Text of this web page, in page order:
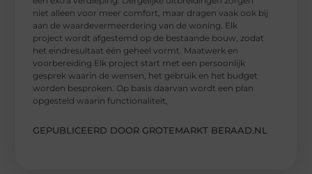
niet alleen voor meer comfort, maar dragen vaak ook bij
aan de waardevermeerdering van de woning. Elk
project wordt afgestemd op de bestaande bouw, zodat
het eindresultaat één geheel vormt. Maatwerk en
voorbereiding Elk project start met een persoonlijk
gesprek waarin de wensen, het gebruik en het budget
worden besproken. Op basis daarvan wordt een plan
opgesteld waarin functionaliteit,
GEPUBLICEERD DOOR GROTEMARKT BERAAD.NL